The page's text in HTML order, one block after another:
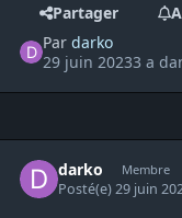
Partager
Pardarko
29 juin 20233 a
darko Membre
Posté(e)29 juin